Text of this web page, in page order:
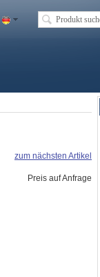
zum nächsten Artikel
Preis auf Anfrage